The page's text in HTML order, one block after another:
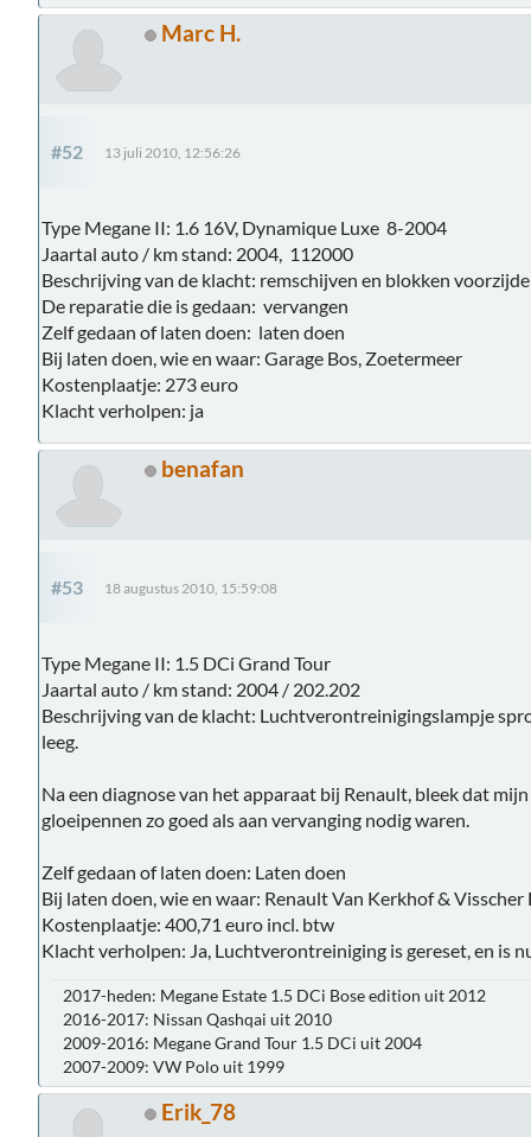
Marc H.
#52 13 juli 2010, 12:56:26
Type Megane II: 1.6 16V, Dynamique Luxe 8-2004
Jaartal auto / km stand: 2004, 112000
Beschrijving van de klacht: remschijven en blokken
De reparatie die is gedaan: vervangen
Zelf gedaan of laten doen: laten doen
Bij laten doen, wie en waar: Garage Bos, Zoetermeer
Kostenplaatje: 273 euro
Klacht verholpen: ja
benafan
#53 18 augustus 2010, 15:59:08
Type Megane II: 1.5 DCi Grand Tour
Jaartal auto / km stand: 2004 / 202.202
Beschrijving van de klacht: Luchtverontreinigingslampje
leeg.
Na een diagnose van het apparaat bij Renault, bleek dat
gloeipennen zo goed als aan vervanging nodig waren.
Zelf gedaan of laten doen: Laten doen
Bij laten doen, wie en waar: Renault Van Kerkhof & Visscher
Kostenplaatje: 400,71 euro incl. btw
Klacht verholpen: Ja, Luchtverontreiniging is gereset, en is
2017-heden: Megane Estate 1.5 DCi Bose edition uit 2012
2016-2017: Nissan Qashqai uit 2010
2009-2016: Megane Grand Tour 1.5 DCi uit 2004
2007-2009: VW Polo uit 1999
Erik_78